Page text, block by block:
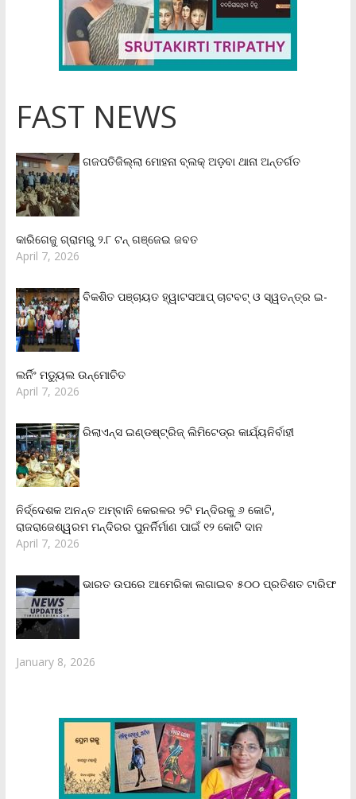
FAST NEWS
ଗଜପତିଜିଲ୍ଲା ମୋହନା ବ୍ଲକ୍‌ ଅଡ଼ବା ଥାନା ଅନ୍ତର୍ଗତ
କାରିଗେଜୁ ଗ୍ରାମରୁ ୨.୮ ଟନ୍ ଗଞ୍ଜେଇ ଜବତ
April 7, 2026
ବିକଶିତ ପଞ୍ଚାୟତ ହ୍ୱାଟସଆପ୍ ଚାଟବଟ୍ ଓ ସ୍ୱତନ୍ତ୍ର ଇ-
ଲର୍ନିଂ ମଡ୍ୟୁଲ ଉନ୍ମୋଚିତ
April 7, 2026
ରିଲାଏନ୍‌ସ ଇଣ୍ଡଷ୍ଟ୍ରିଜ୍ ଲିମିଟେଡ୍‌ର କାର୍ଯ୍ୟନିର୍ବାହୀ
ନିର୍ଦ୍ଦେଶକ ଅନନ୍ତ ଅମ୍ବାନି କେରଳର ୨ଟି ମନ୍ଦିରକୁ ୬ କୋଟି,
ରାଜରାଜେଶ୍ୱରମ ମନ୍ଦିରର ପୁନର୍ନିର୍ମାଣ ପାଇଁ ୧୨ କୋଟି ଦାନ
April 7, 2026
ଭାରତ ଉପରେ ଆମେରିକା ଲଗାଇବ ୫୦୦ ପ୍ରତିଶତ ଟାରିଫ
January 8, 2026